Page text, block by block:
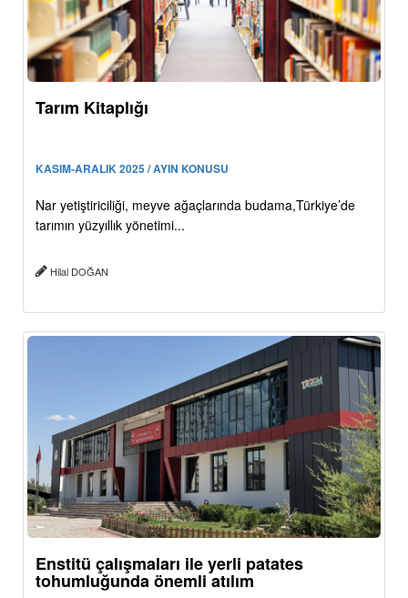
Tarım Kitaplığı
KASIM-ARALIK 2025 / AYIN KONUSU
Nar yetiştiriciliği, meyve ağaçlarında budama,Türkiye’de
tarımın yüzyıllık yönetimi...
Hilal DOĞAN
Enstitü çalışmaları ile yerli patates
tohumluğunda önemli atılım